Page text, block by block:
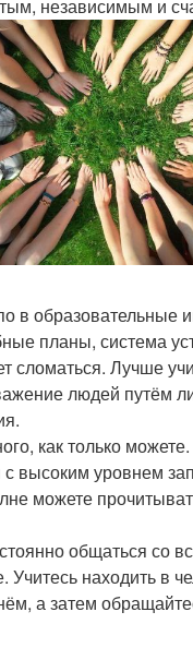
независимым и
в образовательные
планы, система
сломаться. Лучше
людей путём
как только
с высоким уровнем
можете
общаться со
Учитесь находить в
а затем